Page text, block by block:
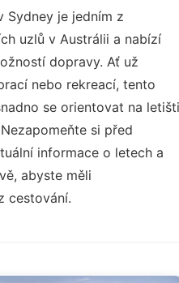
Sydney je jedním z
uzlů v Austrálii a nabízí
dopravy. Ať už
nebo rekreací, tento
se orientovat na letišti
si před
informace o letech a
abyste měli
cestování.